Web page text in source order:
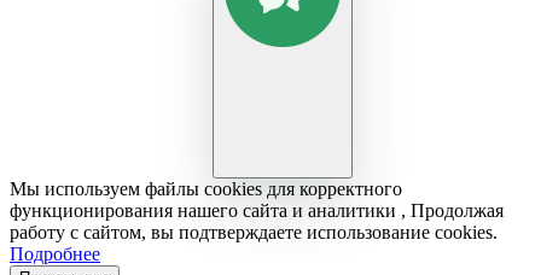
Мы используем файлы cookies для корректного
функционирования нашего сайта и аналитики , Продолжая
работу с сайтом, вы подтверждаете использование cookies.
Подробнее